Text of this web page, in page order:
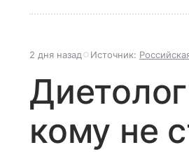
2 дня назад Источник:
кому не